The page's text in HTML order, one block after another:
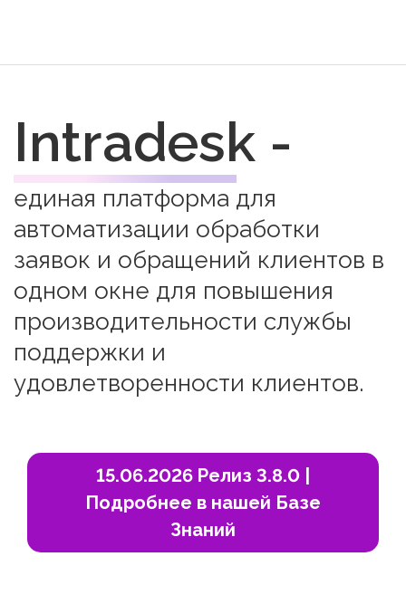
Intradesk -
единая платформа для
автоматизации обработки
заявок и обращений клиентов в
одном окне для повышения
производительности службы
поддержки и
удовлетворенности клиентов.
15.06.2026 Релиз 3.8.0 |
Подробнее в нашей Базе
Знаний